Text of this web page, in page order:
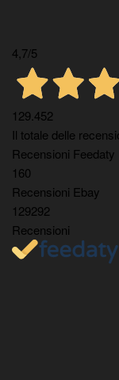
4,7/5
129.452
Il totale delle
Recensioni Feedaty
160
Recensioni Ebay
129292
Recensioni